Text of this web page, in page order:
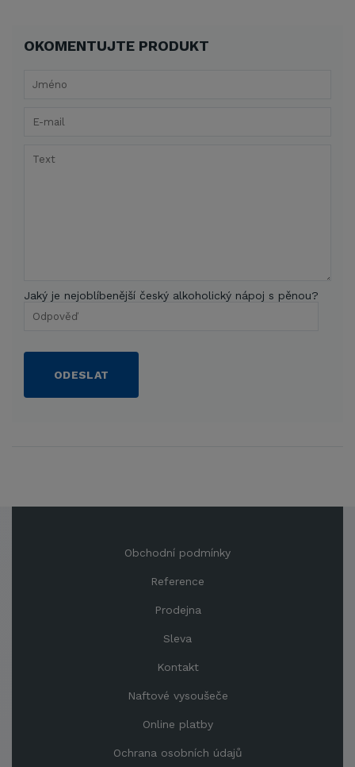
OKOMENTUJTE PRODUKT
Jaký je nejoblíbenější český alkoholický nápoj s pěnou?
ODESLAT
Obchodní podmínky
Reference
Prodejna
Sleva
Kontakt
Naftové vysoušeče
Online platby
Ochrana osobních údajů